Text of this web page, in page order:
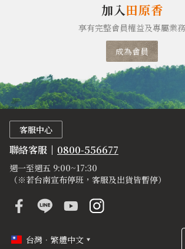
加入田原香
享有完整會員權益及專屬業務
成為會員
客服中心
聯絡客服 0800-556677
週一至週五 9:00~17:30
（※若台南宣布停班，客服及出貨皆暫停）
台灣．繁體中文